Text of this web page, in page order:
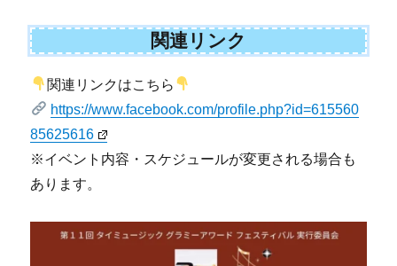
関連リンク
関連リンクはこちら
https://www.facebook.com/profile.php?id=615560
85625616
※イベント内容・スケジュールが変更される場合も
あります。